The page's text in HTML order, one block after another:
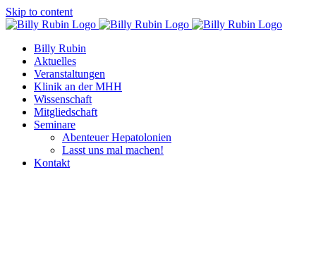
Skip to content
Billy Rubin
Aktuelles
Veranstaltungen
Klinik an der MHH
Wissenschaft
Mitgliedschaft
Seminare
Abenteuer Hepatolonien
Lasst uns mal machen!
Kontakt